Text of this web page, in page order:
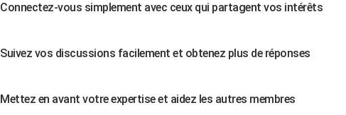
Connectez-vous simplement avec ceux qui partagent vos intérêts
Suivez vos discussions facilement et obtenez plus de réponses
Mettez en avant votre expertise et aidez les autres membres